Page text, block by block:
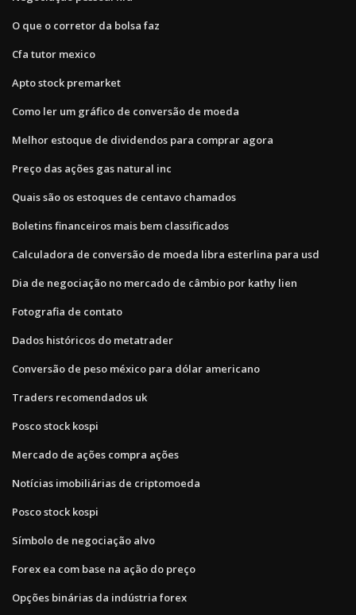
O que o corretor da bolsa faz
Cfa tutor mexico
Apto stock premarket
Como ler um gráfico de conversão de moeda
Melhor estoque de dividendos para comprar agora
Preço das ações gas natural inc
Quais são os estoques de centavo chamados
Boletins financeiros mais bem classificados
Calculadora de conversão de moeda libra esterlina para usd
Dia de negociação no mercado de câmbio por kathy lien
Fotografia de contato
Dados históricos do metatrader
Conversão de peso méxico para dólar americano
Traders recomendados uk
Posco stock kospi
Mercado de ações compra ações
Notícias imobiliárias de criptomoeda
Posco stock kospi
Símbolo de negociação alvo
Forex ea com base na ação do preço
Opções binárias da indústria forex